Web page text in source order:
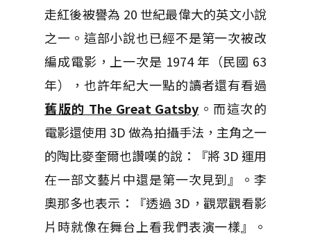
走紅後被譽為 20 世紀最偉大的英文小說
之一。這部小說也已經不是第一次被改
編成電影，上一次是 1974 年（民國 63
年），也許年紀大一點的讀者還有看過
舊版的 The Great Gatsby 。而這次的
電影還使用 3D 做為拍攝手法，主角之一
的陶比麥奎爾也讚嘆的說：『將 3D 運用
在一部文藝片中還是第一次見到』。李
奧那多也表示：『透過 3D，觀眾觀看影
片時就像在舞台上看我們表演一樣』。